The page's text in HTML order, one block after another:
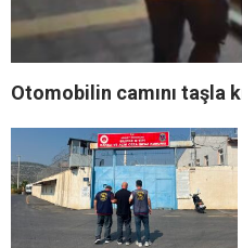
Otomobilin camını taşla